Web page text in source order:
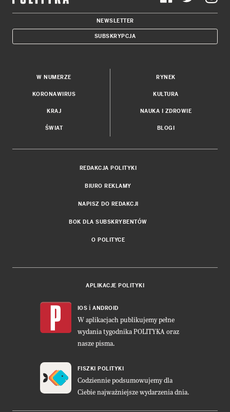
NEWSLETTER
SUBSKRYPCJA
W NUMERZE
KORONAWIRUS
KRAJ
ŚWIAT
RYNEK
KULTURA
NAUKA I ZDROWIE
BLOGI
REDAKCJA POLITYKI
BIURO REKLAMY
NAPISZ DO REDAKCJI
BOK DLA SUBSKRYBENTÓW
O POLITYCE
APLIKACJE POLITYKI
IOS i ANDROID
W aplikacjach publikujemy pełne
wydania tygodnika POLITYKA oraz
nasze pisma.
FISZKI POLITYKI
Codziennie podsumowujemy dla
Ciebie najważniejsze wydarzenia dnia.